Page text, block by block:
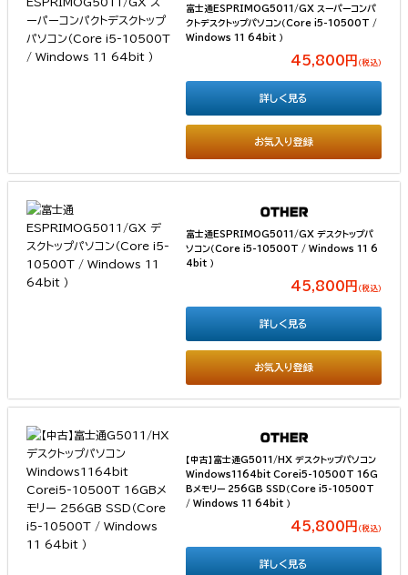
富士通ESPRIMOG5011/GX スーパーコンパ
クトデスクトップパソコン（Core i5-10500T /
Windows 11 64bit ）
45,800円 （税込）
お気入り登録
詳しく見る
富士通ESPRIMOG5011/GX デスクトップパ
ソコン（Core i5-10500T / Windows 11 6
4bit ）
45,800円 （税込）
お気入り登録
詳しく見る
【中古】富士通G5011/HX デスクトップパソコン
Windows1164bit Corei5-10500T 16G
Bメモリー 256GB SSD（Core i5-10500T
/ Windows 11 64bit ）
45,800円 （税込）
詳しく見る